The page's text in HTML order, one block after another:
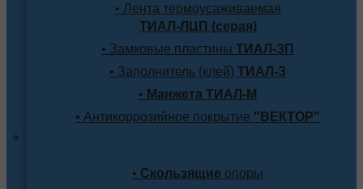
• Лента термоусаживаемая
ТИАЛ-ЛЦП (серая)
• Замковые пластины ТИАЛ-ЗП
• Заполнитель (клей) ТИАЛ-З
• Манжета ТИАЛ-М
• Антикоррозийное покрытие "ВЕКТОР"
• Скользящие опоры